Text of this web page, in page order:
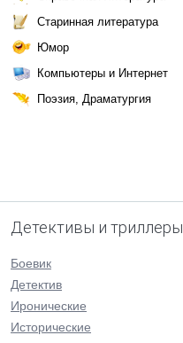
Старинная литература
Юмор
Компьютеры и Интернет
Поэзия, Драматургия
Детективы и триллеры
Боевик
Детектив
Иронические
Исторические